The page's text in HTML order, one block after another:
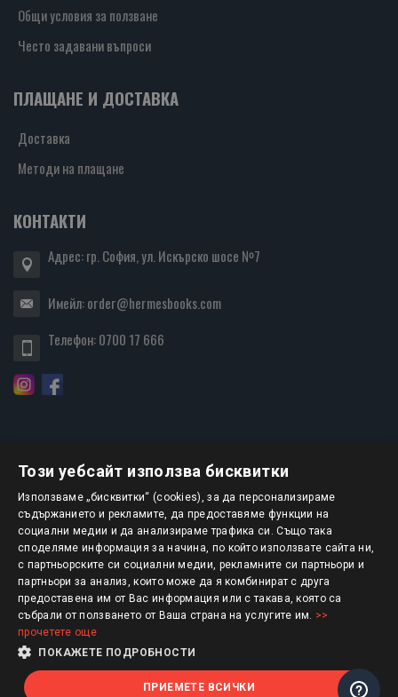
Общи условия за ползване
Често задавани въпроси
ПЛАЩАНЕ И ДОСТАВКА
Доставка
Методи на плащане
КОНТАКТИ
Адрес: гр. София, ул. Искърско шосе №7
Имейл:order@hermesbooks.com
Телефон:0700 17 666
БЮЛЕТИН
АБОНИРАНЕ
Авторско право © 2025 HERMESBOOKS.BG
1 EUR = 1.95583 BGN
Този уебсайт използва бисквитки
Използваме „бисквитки“ (cookies), за да персонализираме
съдържанието и рекламите, да предоставяме функции на
социални медии и да анализираме трафика си. Също така
споделяме информация за начина, по който използвате сайта ни,
с партньорските си социални медии, рекламните си партньори и
партньори за анализ, които може да я комбинират с друга
предоставена им от Вас информация или с такава, която са
събрали от ползването от Ваша страна на услугите им. >>
прочетете още
ПОКАЖЕТЕ ПОДРОБНОСТИ
ПРИЕМЕТЕ ВСИЧКИ